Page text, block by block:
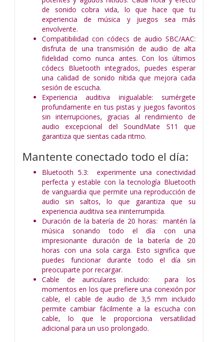
de sonido cobra vida, lo que hace que tu
experiencia de música y juegos sea más
envolvente.
Compatibilidad con códecs de audio SBC/AAC:
disfruta de una transmisión de audio de alta
fidelidad como nunca antes. Con los últimos
códecs Bluetooth integrados, puedes esperar
una calidad de sonido nítida que mejora cada
sesión de escucha.
Experiencia auditiva inigualable: sumérgete
profundamente en tus pistas y juegos favoritos
sin interrupciones, gracias al rendimiento de
audio excepcional del SoundMate S11 que
garantiza que sientas cada ritmo.
Mantente conectado todo el día:
Bluetooth 5.3: experimente una conectividad
perfecta y estable con la tecnología Bluetooth
de vanguardia que permite una reproducción de
audio sin saltos, lo que garantiza que su
experiencia auditiva sea ininterrumpida.
Duración de la batería de 20 horas: mantén la
música sonando todo el día con una
impresionante duración de la batería de 20
horas con una sola carga. Esto significa que
puedes funcionar durante todo el día sin
preocuparte por recargar.
Cable de auriculares incluido: para los
momentos en los que prefiere una conexión por
cable, el cable de audio de 3,5 mm incluido
permite cambiar fácilmente a la escucha con
cable, lo que le proporciona versatilidad
adicional para un uso prolongado.